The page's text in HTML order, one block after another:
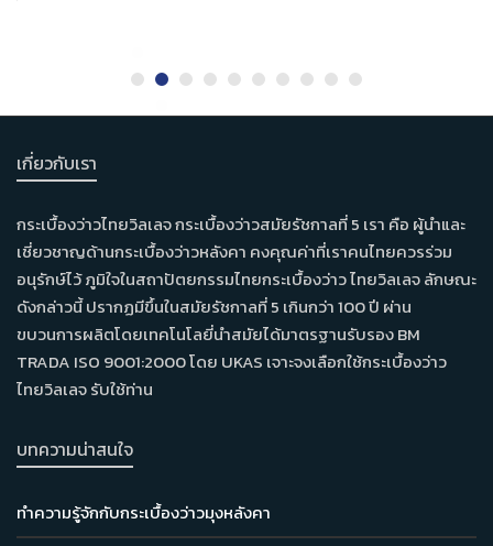
เกี่ยวกับเรา
กระเบื้องว่าวไทยวิลเลจ กระเบื้องว่าวสมัยรัชกาลที่ 5 เรา คือ ผู้นำและ
เชี่ยวชาญด้านกระเบื้องว่าวหลังคา คงคุณค่าที่เราคนไทยควรร่วม
อนุรักษ์ไว้ ภูมิใจในสถาปัตยกรรมไทยกระเบื้องว่าว ไทยวิลเลจ ลักษณะ
ดังกล่าวนี้ ปรากฏมีขึ้นในสมัยรัชกาลที่ 5 เกินกว่า 100 ปี ผ่าน
ขบวนการผลิตโดยเทคโนโลยี่นำสมัยได้มาตรฐานรับรอง BM
TRADA ISO 9001:2000 โดย UKAS เจาะจงเลือกใช้กระเบื้องว่าว
ไทยวิลเลจ รับใช้ท่าน
บทความน่าสนใจ
ทำความรู้จักกับกระเบื้องว่าวมุงหลังคา